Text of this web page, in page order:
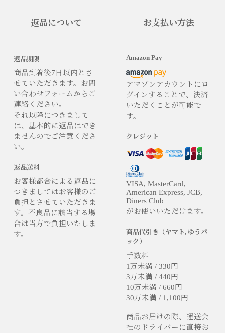
返品について
返品期限
商品到着後7日以内とさ
せていただきます。お問
い合わせフォームからご
連絡ください。
それ以降につきまして
は、基本的に返品はでき
ませんのでご注意くださ
い。
返品送料
お客様都合による返品に
つきましてはお客様のご
負担とさせていただきま
す。不良品に該当する場
合は当方で負担いたしま
す。
お支払い方法
Amazon Pay
アマゾンアカウントにロ
グインすることで、決済
いただくことが可能で
す。
クレジット
VISA, MasterCard,
American Express, JCB,
Diners Club
がお使いいただけます。
商品代引き（ヤマト, ゆうパ
ック）
手数料
1万未満 / 330円
3万未満 / 440円
10万未満 / 660円
30万未満 / 1,100円
商品お届けの際、運送会
社のドライバーに直接お